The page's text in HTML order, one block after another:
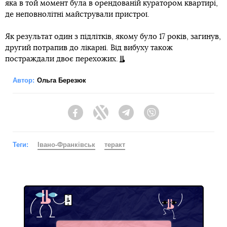
яка в той момент була в орендованій куратором квартирі,
де неповнолітні майстрували пристрої.
Як результат один з підлітків, якому було 17 років, загинув,
другий потрапив до лікарні. Від вибуху також
постраждали двоє перехожих.
Автор: Ольга Березюк
FacebookTwitter Telegram
Теги: Івано-Франківськ теракт